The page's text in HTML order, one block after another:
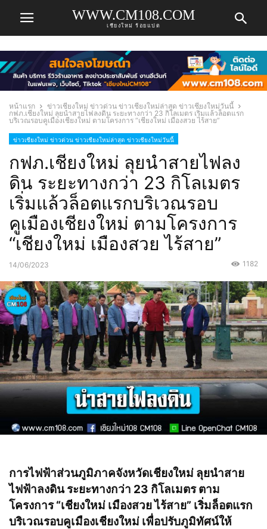
WWW.CM108.COM
เชียงใหม่ ร้อยแปด
หน้าแรก
ข่าวเชียงใหม่ ข่าวด่วน ข่าวเชียงใหม่ล่าสุด ข่าวเชียงใหม่วันนี้
กฟภ.เชียงใหม่ ลุยนำสายไฟลงดิน ระยะทางกว่า 23 กิโลเมตร เริ่มแล้วล็อตแรก
บริเวณรอบคูเมืองเชียงใหม่ ตามโครงการ “เชียงใหม่ เมืองสวย ไร้สาย”
ข่าวเชียงใหม่ ข่าวด่วน ข่าวเชียงใหม่ล่าสุด ข่าวเชียงใหม่วันนี้
กฟภ.เชียงใหม่ ลุยนำสายไฟลง
ดิน ระยะทางกว่า 23 กิโลเมตร
เริ่มแล้วล็อตแรกบริเวณรอบ
คูเมืองเชียงใหม่ ตามโครงการ
“เชียงใหม่ เมืองสวย ไร้สาย”
14/06/2023 1182
การไฟฟ้าส่วนภูมิภาคจังหวัดเชียงใหม่ ลุยนำสาย
ไฟฟ้าลงดิน ระยะทางกว่า 23 กิโลเมตร ตาม
โครงการ “เชียงใหม่ เมืองสวย ไร้สาย” เริ่มล็อตแรก
บริเวณรอบคูเมืองเชียงใหม่ เพื่อปรับภูมิทัศน์ให้